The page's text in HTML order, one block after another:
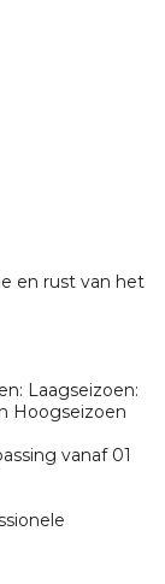
en rust van het
Laagseizoen:
Hoogseizoen
vanaf 01